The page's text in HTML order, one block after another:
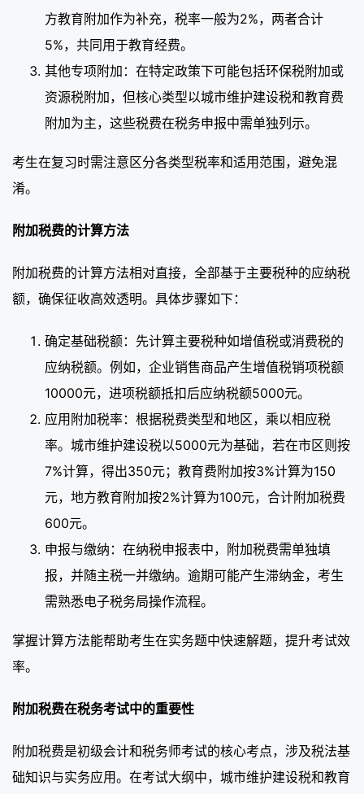
方教育附加作为补充，税率一般为2%，两者合计
5%，共同用于教育经费。
其他专项附加：在特定政策下可能包括环保税附加或
资源税附加，但核心类型以城市维护建设税和教育费
附加为主，这些税费在税务申报中需单独列示。
考生在复习时需注意区分各类型税率和适用范围，避免混
淆。
附加税费的计算方法
附加税费的计算方法相对直接，全部基于主要税种的应纳税
额，确保征收高效透明。具体步骤如下：
确定基础税额：先计算主要税种如增值税或消费税的
应纳税额。例如，企业销售商品产生增值税销项税额
10000元，进项税额抵扣后应纳税额5000元。
应用附加税率：根据税费类型和地区，乘以相应税
率。城市维护建设税以5000元为基础，若在市区则按
7%计算，得出350元；教育费附加按3%计算为150
元，地方教育附加按2%计算为100元，合计附加税费
600元。
申报与缴纳：在纳税申报表中，附加税费需单独填
报，并随主税一并缴纳。逾期可能产生滞纳金，考生
需熟悉电子税务局操作流程。
掌握计算方法能帮助考生在实务题中快速解题，提升考试效
率。
附加税费在税务考试中的重要性
附加税费是初级会计和税务师考试的核心考点，涉及税法基
础知识与实务应用。在考试大纲中，城市维护建设税和教育